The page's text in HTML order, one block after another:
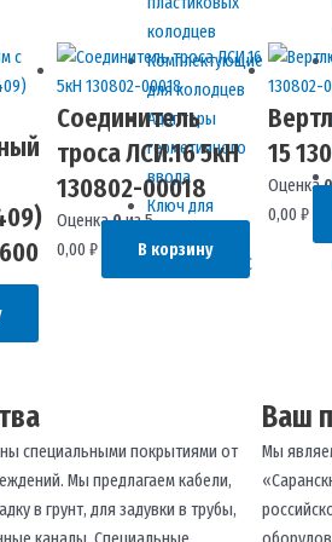
колодцев
Комплектующие
для колодцев
Адаптеры
герметичного
ввода
Ключ для
связи серии КС
Соединитель
троса ЛСИ.16 5кН
130802-00018
Оценка0из 5
0,00 ₽ В корзину
15
Оценка0
0,00 ₽
специальными покрытиями от
Мы предлагаем кабели,
в грунт, для задувки в трубы,
Ваш
Мы